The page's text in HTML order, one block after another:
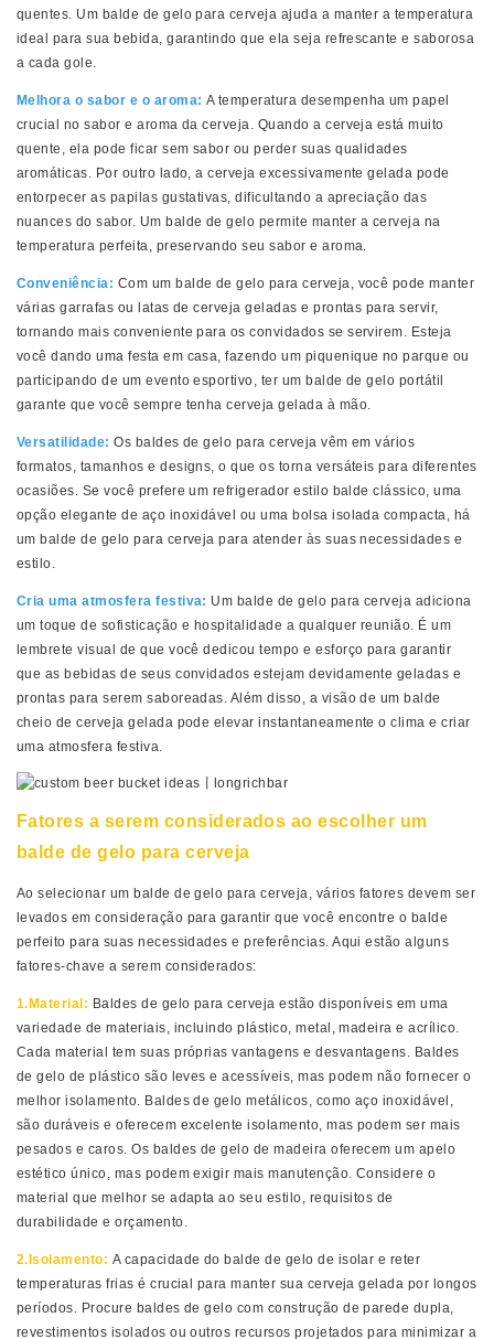
quentes. Um balde de gelo para cerveja ajuda a manter a temperatura
ideal para sua bebida, garantindo que ela seja refrescante e saborosa
a cada gole.
Melhora o sabor e o aroma: A temperatura desempenha um papel
crucial no sabor e aroma da cerveja. Quando a cerveja está muito
quente, ela pode ficar sem sabor ou perder suas qualidades
aromáticas. Por outro lado, a cerveja excessivamente gelada pode
entorpecer as papilas gustativas, dificultando a apreciação das
nuances do sabor. Um balde de gelo permite manter a cerveja na
temperatura perfeita, preservando seu sabor e aroma.
Conveniência: Com um balde de gelo para cerveja, você pode manter
várias garrafas ou latas de cerveja geladas e prontas para servir,
tornando mais conveniente para os convidados se servirem. Esteja
você dando uma festa em casa, fazendo um piquenique no parque ou
participando de um evento esportivo, ter um balde de gelo portátil
garante que você sempre tenha cerveja gelada à mão.
Versatilidade:Os baldes de gelo para cerveja vêm em vários
formatos, tamanhos e designs, o que os torna versáteis para diferentes
ocasiões. Se você prefere um refrigerador estilo balde clássico, uma
opção elegante de aço inoxidável ou uma bolsa isolada compacta, há
um balde de gelo para cerveja para atender às suas necessidades e
estilo.
Cria uma atmosfera festiva: Um balde de gelo para cerveja adiciona
um toque de sofisticação e hospitalidade a qualquer reunião. É um
lembrete visual de que você dedicou tempo e esforço para garantir
que as bebidas de seus convidados estejam devidamente geladas e
prontas para serem saboreadas. Além disso, a visão de um balde
cheio de cerveja gelada pode elevar instantaneamente o clima e criar
uma atmosfera festiva.
Fatores a serem considerados ao escolher um
balde de gelo para cerveja
Ao selecionar um balde de gelo para cerveja, vários fatores devem ser
levados em consideração para garantir que você encontre o balde
perfeito para suas necessidades e preferências. Aqui estão alguns
fatores-chave a serem considerados:
1.Material: Baldes de gelo para cerveja estão disponíveis em uma
variedade de materiais, incluindo plástico, metal, madeira e acrílico.
Cada material tem suas próprias vantagens e desvantagens. Baldes
de gelo de plástico são leves e acessíveis, mas podem não fornecer o
melhor isolamento. Baldes de gelo metálicos, como aço inoxidável,
são duráveis ​​e oferecem excelente isolamento, mas podem ser mais
pesados ​​e caros. Os baldes de gelo de madeira oferecem um apelo
estético único, mas podem exigir mais manutenção. Considere o
material que melhor se adapta ao seu estilo, requisitos de
durabilidade e orçamento.
2.Isolamento: A capacidade do balde de gelo de isolar e reter
temperaturas frias é crucial para manter sua cerveja gelada por longos
períodos. Procure baldes de gelo com construção de parede dupla,
revestimentos isolados ou outros recursos projetados para minimizar a